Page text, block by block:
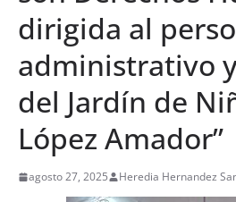
dirigida al
administrativo
del Jardín de
López Amador”
agosto 27, 2025 Heredia Hernandez